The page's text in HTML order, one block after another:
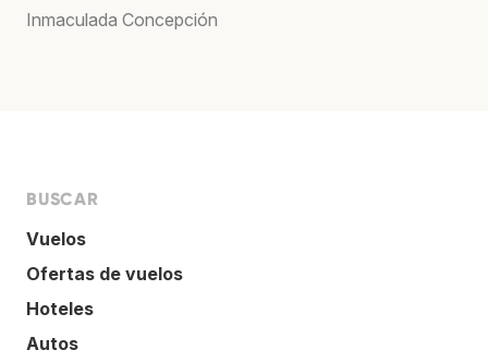
Inmaculada Concepción
BUSCAR
Vuelos
Ofertas de vuelos
Hoteles
Autos